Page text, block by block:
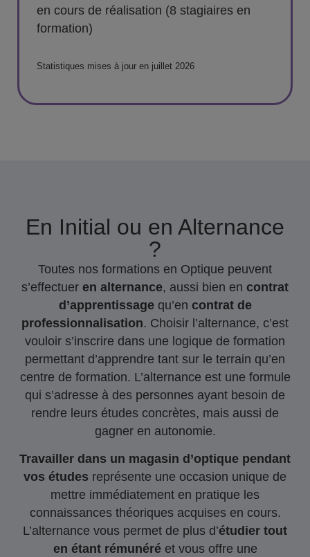
en cours de réalisation (8 stagiaires en
formation)
Statistiques mises à jour en juillet 2026
En Initial ou en Alternance
?
Toutes nos formations en Optique peuvent
s’effectuer en alternance, aussi bien en contrat
d’apprentissagequ’en contrat de
professionnalisation. Choisir l’alternance, c’est
vouloir s’inscrire dans une logique de formation
permettant d’apprendre tant sur le terrain qu’en
centre de formation. L’alternance est une formule
qui s’adresse à des personnes ayant besoin de
rendre leurs études concrètes, mais aussi de
gagner en autonomie.
Travailler dans un magasin d’optique pendant
vos études représente une occasion unique de
mettre immédiatement en pratique les
connaissances théoriques acquises en cours.
L’alternance vous permet de plus d’étudier tout
en étant rémunéréet vous offre une